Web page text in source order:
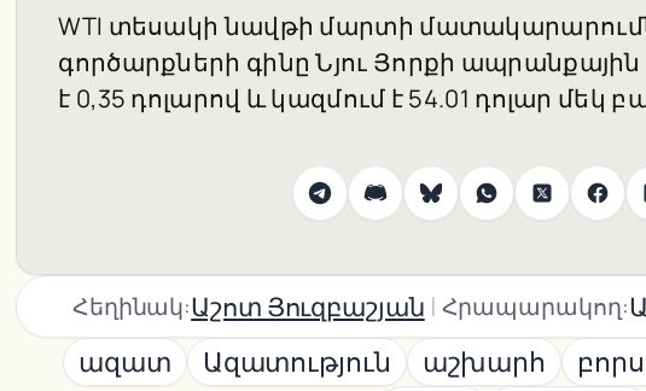
WTI տեսակի նավթի մարտի
գործարքների գինը Նյու Յորքի ապրանքային
է 0,35 դոլարով և կազմում է 54.01 դոլար մեկ
Հեղինակ:Աշոտ Յուզբաշյան | Հրապարակող:
ազատ Ազատություն աշխարհ